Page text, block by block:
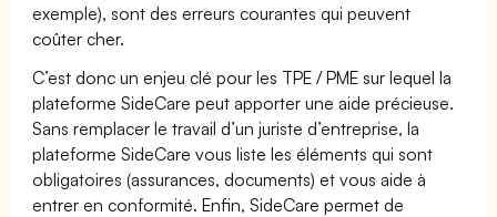
exemple), sont des erreurs courantes qui peuvent
coûter cher.
C’est donc un enjeu clé pour les TPE / PME sur lequel la
plateforme SideCare peut apporter une aide précieuse.
Sans remplacer le travail d’un juriste d’entreprise, la
plateforme SideCare vous liste les éléments qui sont
obligatoires (assurances, documents) et vous aide à
entrer en conformité. Enfin, SideCare permet de